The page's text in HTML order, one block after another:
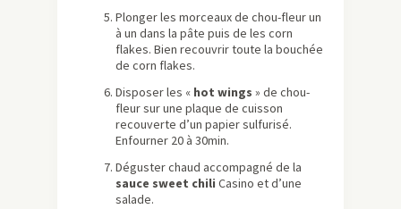
Plonger les morceaux de chou-fleur un
à un dans la pâte puis de les corn
flakes. Bien recouvrir toute la bouchée
de corn flakes.
Disposer les « hot wings » de chou-
fleur sur une plaque de cuisson
recouverte d’un papier sulfurisé.
Enfourner 20 à 30min.
Déguster chaud accompagné de la
sauce sweet chili Casino et d’une
salade.